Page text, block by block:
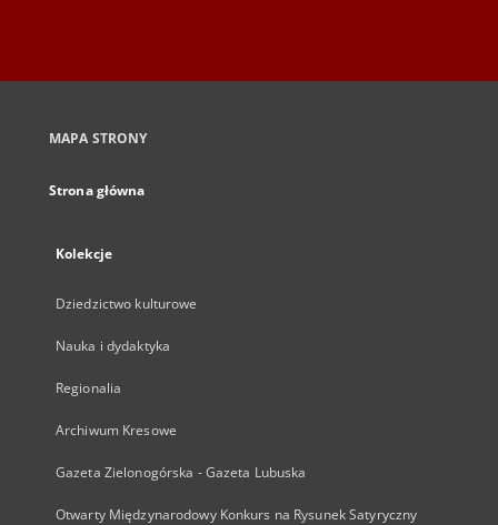
MAPA STRONY
Strona główna
Kolekcje
Dziedzictwo kulturowe
Nauka i dydaktyka
Regionalia
Archiwum Kresowe
Gazeta Zielonogórska - Gazeta Lubuska
Otwarty Międzynarodowy Konkurs na Rysunek Satyryczny